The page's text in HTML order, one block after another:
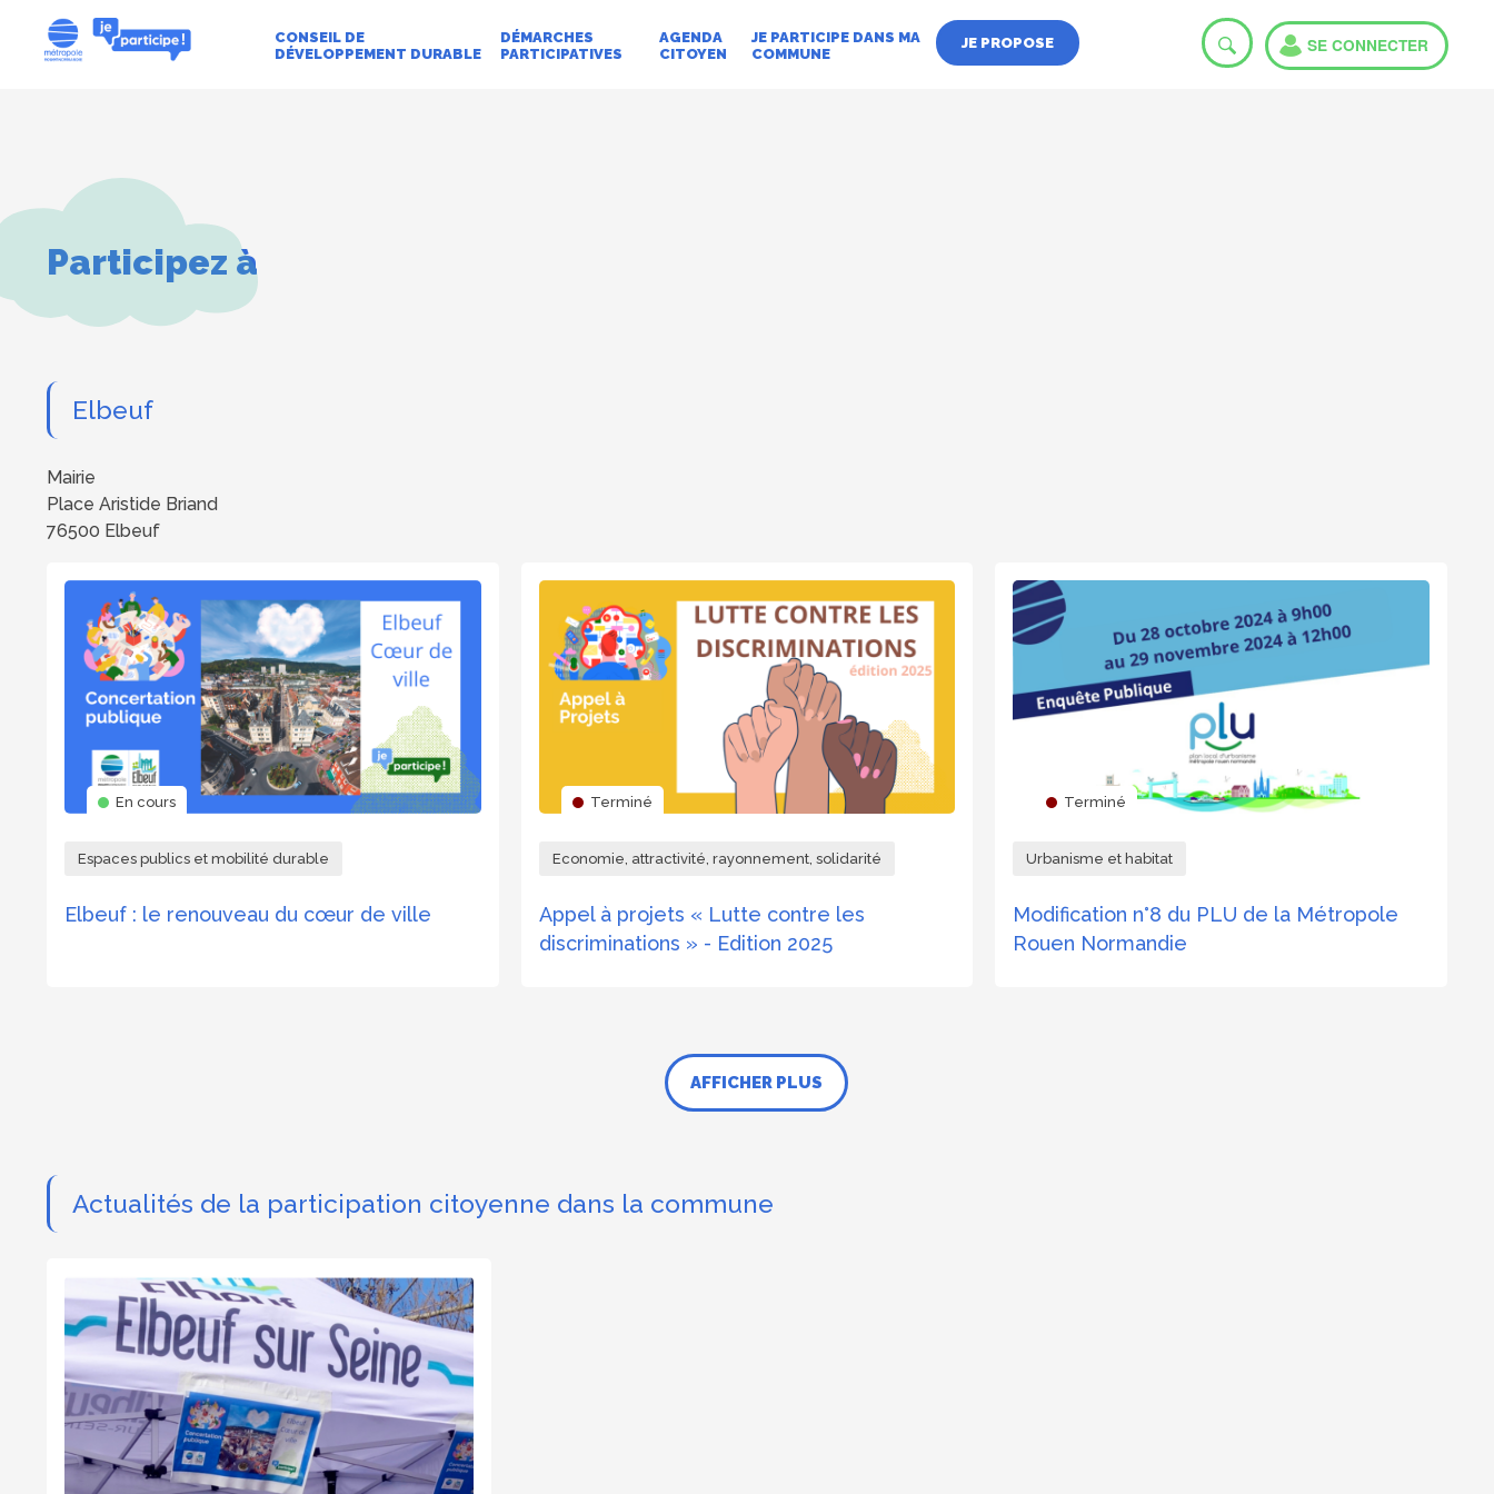
au
CONSEIL DE
DÉVELOPPEMENT DURABLE
DÉMARCHES
PARTICIPATIVES
AGENDA
CITOYEN
JE PARTICIPE DANS MA
COMMUNE
JE PROPOSE
User
SE CONNECTER
Participez à
Elbeuf
Adresse
Mairie
Place Aristide Briand
76500 Elbeuf
En cours
Espaces publics et mobilité durable
Elbeuf : le renouveau du cœur de ville
Terminé
Economie, attractivité, rayonnement, solidarité
Appel à projets « Lutte contre les
discriminations » - Edition 2025
Terminé
Urbanisme et habitat
Modification n°8 du PLU de la Métropole
Rouen Normandie
AFFICHER PLUS
Actualités de la participation citoyenne dans la commune